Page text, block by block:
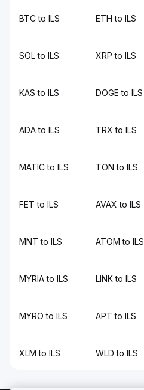
BTC to ILS ETH to ILS
SOL to ILS XRP to ILS
KAS to ILS DOGE to ILS
ADA to ILS TRX to ILS
MATIC to ILS TON to ILS
FET to ILS AVAX to ILS
MNT to ILS ATOM to ILS
MYRIA to ILS LINK to ILS
MYRO to ILS APT to ILS
XLM to ILS WLD to ILS